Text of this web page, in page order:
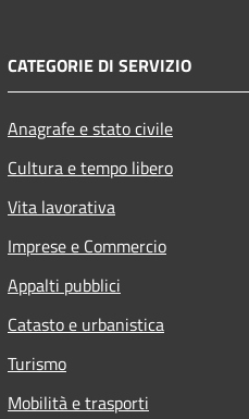
CATEGORIE DI SERVIZIO
Anagrafe e stato civile
Cultura e tempo libero
Vita lavorativa
Imprese e Commercio
Appalti pubblici
Catasto e urbanistica
Turismo
Mobilità e trasporti